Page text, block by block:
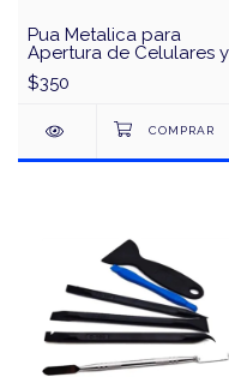
Pua Metalica para
Apertura de Celulares y
Tactiles
$350